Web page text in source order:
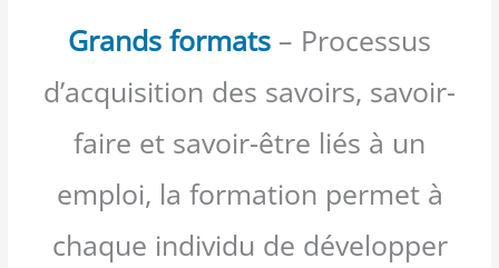
Grands formats – Processus
d’acquisition des savoirs, savoir-
faire et savoir-être liés à un
emploi, la formation permet à
chaque individu de développer